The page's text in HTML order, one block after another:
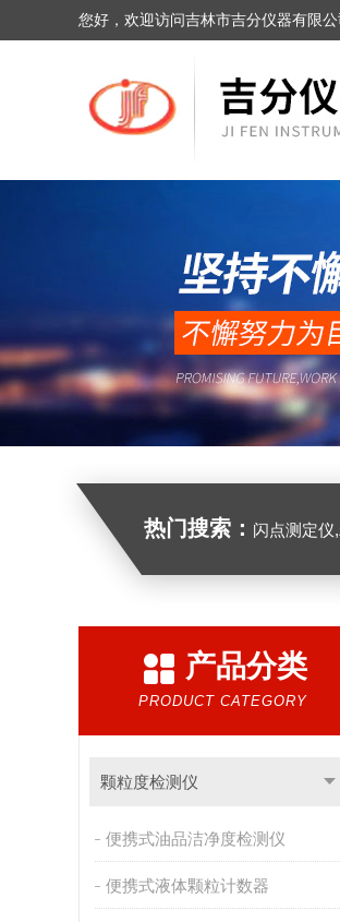
您好，欢迎访问吉林市吉分仪器有限公
热门搜索： 闪点测定仪
产品分类
PRODUCT CATEGORY
颗粒度检测仪
便携式油品洁净度检测仪
便携式液体颗粒计数器